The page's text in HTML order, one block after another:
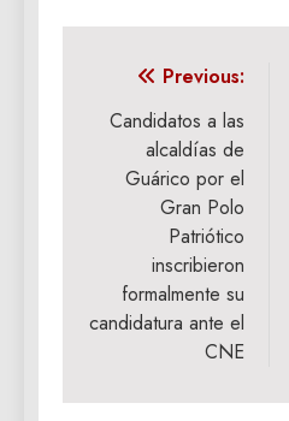
Navegación
de
entradas
Previous:
Candidatos a las
alcaldías de
Guárico por el
Gran Polo
Patriótico
inscribieron
formalmente su
candidatura ante el
CNE